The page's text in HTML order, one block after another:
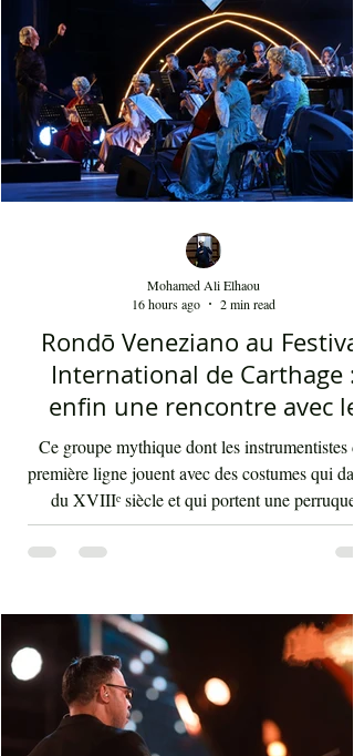
Rondō Veneziano au Festival
International de Carthage :
enfin une rencontre avec le
public tunisien
Ce groupe mythique dont les instrumentistes
du XVIIIᵉ siècle et qui portent une perruque
planches du festival de Carthage. Dans les
gradins, dans un temps d'été très humide, les
présents sont le plus souvent des
qui sont venus se rappeler des années 80 et
90 où la culture italienne dominait le paysage
télévisuel tunisien. Conduit par l'énergique
Mohamed Ali Elhaou
16 hours ago
2 min read